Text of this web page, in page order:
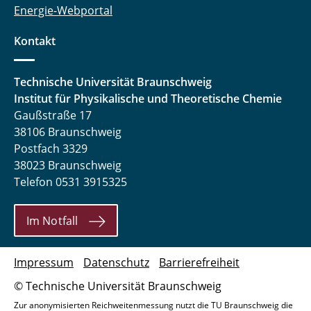
Energie-Webportal
Kontakt
Technische Universität Braunschweig
Institut für Physikalische und Theoretische Chemie
Gaußstraße 17
38106 Braunschweig
Postfach 3329
38023 Braunschweig
Telefon 0531 3915325
Im Notfall
© Technische Universität Braunschweig
Impressum Datenschutz Barrierefreiheit
Zur anonymisierten Reichweitenmessung nutzt die TU Braunschweig die